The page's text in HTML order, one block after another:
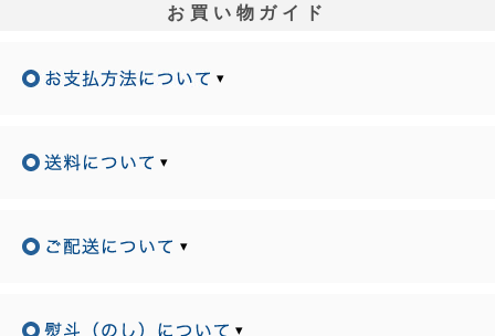
お買い物ガイド
▾
▾
▾
▾